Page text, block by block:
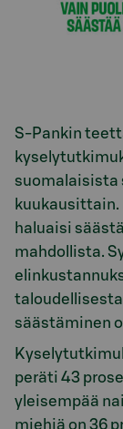
S-Pankin
suomalaisista
kuukausittain.
haluaisi
mahdollista.
säästäminen
peräti 43
yleisempää
miehiä on 36